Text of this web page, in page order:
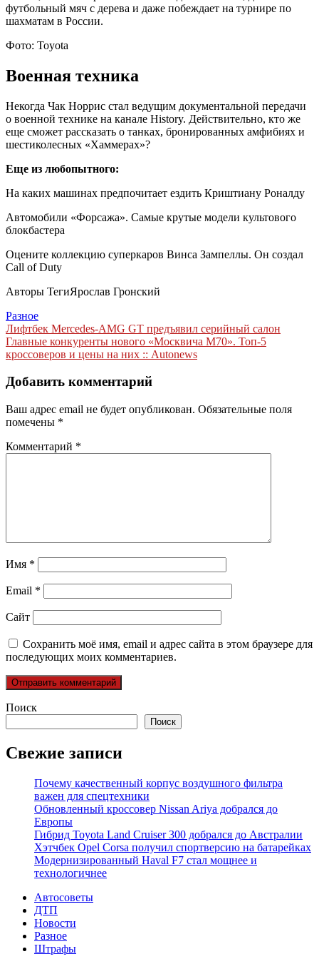
футбольный мяч с дерева и даже побеждает на турнире по
шахматам в России.
Фото: Toyota
Военная техника
Некогда Чак Норрис стал ведущим документальной передачи
о военной технике на канале History. Действительно, кто же
еще сможет рассказать о танках, бронированных амфибиях и
шестиколесных «Хаммерах»?
Еще из любопытного:
На каких машинах предпочитает ездить Криштиану Роналду
Автомобили «Форсажа». Самые крутые модели культового
блокбастера
Оцените коллекцию суперкаров Винса Зампеллы. Он создал
Call of Duty
Авторы ТегиЯрослав Гронский
Разное
Навигация
по
Лифтбек Mercedes-AMG GT предъявил серийный салон
Главные конкуренты нового «Москвича М70». Топ-5
кроссоверов и цены на них :: Autonews
Добавить комментарий
Ваш адрес email не будет опубликован. Обязательные поля
помечены *
Комментарий *
Имя *
Email *
Сайт
Сохранить моё имя, email и адрес сайта в этом браузере для
последующих моих комментариев.
Поиск
Поиск
Свежие записи
Почему качественный корпус воздушного фильтра
важен для спецтехники
Обновленный кроссовер Nissan Ariya добрался до
Европы
Гибрид Toyota Land Cruiser 300 добрался до Австралии
Хэтчбек Opel Corsa получил спортверсию на батарейках
Модернизированный Haval F7 стал мощнее и
технологичнее
Автосоветы
ДТП
Новости
Разное
Штрафы